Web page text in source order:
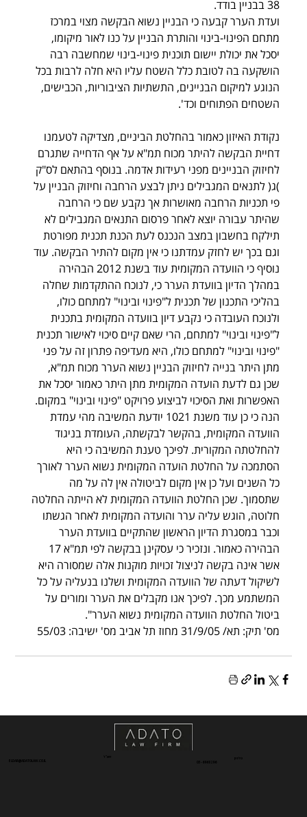
38 בבניין בודד.
ועדת הערר קבעה כי הבניין נשוא הבקשה מצוי במרכז
מתחם הפינוי-בינוי והותרת הבניין על כנו לאור מיקומו,
יסכל את יכולת יישום תוכנית פינוי-בינוי שמחשבה רבה
הושקעה בה לטובת כלל השטח עליו היא חלה לרבות בכל
הנוגע למיקום הבניינים, התשתיות הציבוריות, הכבישים,
השטחים הפתוחים וכד'.
נקודת האיזון כאמור בהחלטת הביניים, מצדיקה לטעמנו
דחיית הבקשה להיתר מכוח תמ"א על אף הדחייה שתגרם
לחיזוק הבניינים מפני רעידות אדמה. בנוסף בהתאם לס"ק
)ג( לתנאים המגבילים ניתן לבצע הרחבה וחיזוק הבניין על
פי תכניות הרחבה מאושרות אך נקבע שם כי הרחבה
שהיתר עבורה יוצא לאחר פרסום התנאים המגבילים לא
תילקח בחשבון במצב הנכנס לעת הכנת תכנית מפורטת
וגם בכך יש לחזק עמדתנו כי אין מקום להתיר הבקשה. עוד
נוסיף כי הוועדה המקומית עוד בשנת 2012 הבהירה
במהלך הדיון בוועדת הערר כי, לנוכח ההתקדמות שחלה
בהליכי התכנון של תכנית ל"פינוי ובינוי" למתחם כולו,
ולנוכח העובדה כי נקבע דיון בוועדה המקומית בתכנית
ל"פינוי ובינוי" למתחם, הרי שאם קיים סיכוי לאישור תכנית
"פינוי ובינוי" למתחם כולו, היא מעדיפה פתרון זה על פני
מתן היתר בנייה לחיזוק הבניין נשוא הערר מכוח תמ"א,
שכן גם לדעת הועדה המקומית מתן היתר כאמור יסכל את
האפשרות ואת הסיכוי לביצוע פרויקט "פינוי ובינוי" במקום.
הנה כי כן עוד משנת 1021 יודעת המשיבה מהי עמדת
הוועדה המקומית, בהקשר לבקשתה, העומדת בניגוד
להחלטתה המקורית. לפיכך טענת המשיבה כי היא
הסתמכה על החלטת הועדה המקומית נשוא הערר לאורך
כל השנים ועל כן אין מקום לביטולה אין לה על מה
שתסמוך. שכן החלטת הוועדה המקומית לא הייתה החלטה
חלוטה, הוגש עליה ערר והועדה המקומית לאחר הגשתו
וכבר במסגרת הדיון הראשון שהתקיים בוועדת הערר
אשר אינה בקשה לניצול זכויות מוקנות אלה שמסורה היא
לשיקול דעתה של הוועדה המקומית ושלנו בנעליה על כל
המשתמע מכך. לפיכך אנו מקבלים את הערר ומורים על
ביטול החלטת הוועדה המקומית נשוא הערר".
מס' תיק: תא/ 31/9/05 מחוז תל אביב מס' ישיבה: 55/03
דוא"ל
ELDAR@ADATOLAW.CO.IL
טלפון
03-6968296